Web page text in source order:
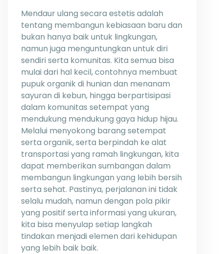
Mendaur ulang secara estetis adalah
tentang membangun kebiasaan baru dan
bukan hanya baik untuk lingkungan,
namun juga menguntungkan untuk diri
sendiri serta komunitas. Kita semua bisa
mulai dari hal kecil, contohnya membuat
pupuk organik di hunian dan menanam
sayuran di kebun, hingga berpartisipasi
dalam komunitas setempat yang
mendukung mendukung gaya hidup hijau.
Melalui menyokong barang setempat
serta organik, serta berpindah ke alat
transportasi yang ramah lingkungan, kita
dapat memberikan sumbangan dalam
membangun lingkungan yang lebih bersih
serta sehat. Pastinya, perjalanan ini tidak
selalu mudah, namun dengan pola pikir
yang positif serta informasi yang ukuran,
kita bisa menyulap setiap langkah
tindakan menjadi elemen dari kehidupan
yang lebih baik baik.